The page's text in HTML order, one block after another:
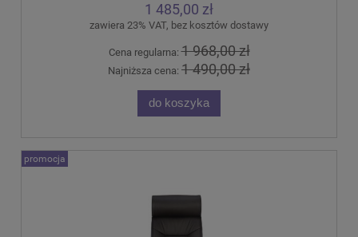
1 485,00 zł
zawiera 23% VAT, bez kosztów dostawy
Cena regularna:1 968,00 zł
Najniższa cena: 1 490,00 zł
do koszyka
promocja